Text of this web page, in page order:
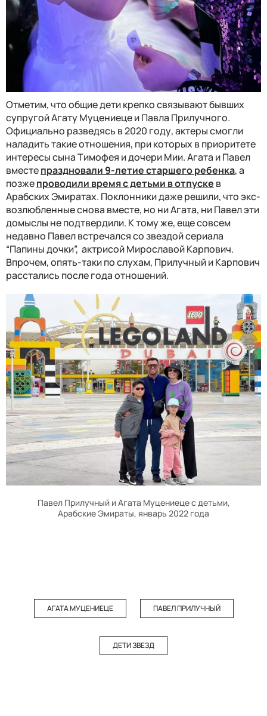
Отметим, что общие дети крепко связывают бывших
супругой Агату Муцениеце и Павла Прилучного.
Официально разведясь в 2020 году, актеры смогли
наладить такие отношения, при которых в приоритете
интересы сына Тимофея и дочери Мии. Агата и Павел
вместепраздновали 9-летие старшего ребенка, а
позжепроводили время с детьми в отпуске в
Арабских Эмиратах. Поклонники даже решили, что экс-
возлюбленные снова вместе, но ни Агата, ни Павел эти
домыслы не подтвердили. К тому же, еще совсем
недавно Павел встречался со звездой сериала
“Папины дочки”, актрисой Мирославой Карпович.
Впрочем, опять-таки по слухам, Прилучный и Карпович
расстались после года отношений.
Павел Прилучный и Агата Муцениеце с детьми,
Арабские Эмираты, январь 2022 года
АГАТА МУЦЕНИЕЦЕ ПАВЕЛ ПРИЛУЧНЫЙ
ДЕТИ ЗВЕЗД